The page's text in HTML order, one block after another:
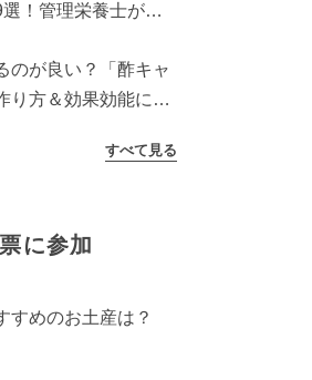
！管理栄養士がロ
のが良い？「酢キャ
り方＆効果効能につ
すべて見る
に参加
すめのお土産は？